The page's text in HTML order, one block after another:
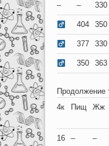
– – 330
404 350
377 330
350 363
4к
Пищ Жж
16 – –